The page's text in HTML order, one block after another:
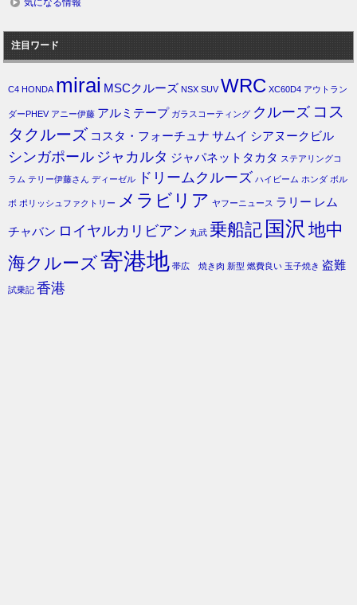
気になる情報
注目ワード
C4 HONDA mirai MSCクルーズ NSX SUV WRC XC60D4 アウトラン
ダーPHEV アニー伊藤 アルミテープ ガラスコーティング クルーズ コス
タクルーズ コスタ・フォーチュナ サムイ シアヌークビル
シンガポール ジャカルタ ジャパネットタカタ ステアリングコ
ラム テリー伊藤さん ディーゼル ドリームクルーズ ハイビーム ホンダ ボル
ボ ポリッシュファクトリー メラビリア ヤフーニュース ラリー レム
チャバン ロイヤルカリビアン 丸武 乗船記 国沢 地中
海クルーズ寄港地 帯広 焼き肉 新型 燃費良い 玉子焼き 盗難
試乗記 香港